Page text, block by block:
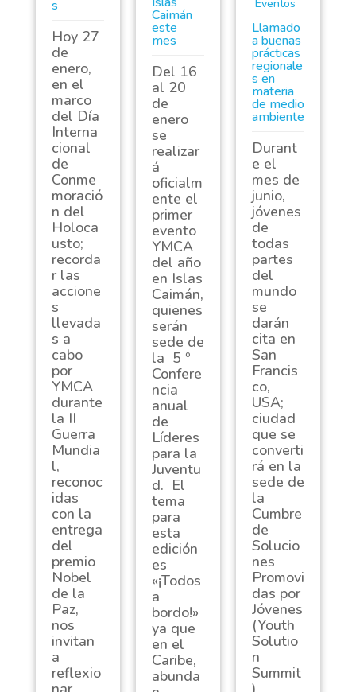
Caimán
este
mes
Del 16
al 20
de
enero
se
realizar
á
oficialm
ente el
primer
evento
YMCA
del año
en Islas
Caimán,
quienes
serán
sede de
la 5 º
Confere
ncia
anual
de
Líderes
para la
Juventu
d. El
tema
para
esta
edición
es
«¡Todos
a
bordo!»
ya que
en el
Caribe,
abunda
s
Hoy 27
de
enero,
en el
marco
del Día
Interna
cional
de
Conme
moració
n del
Holoca
usto;
recorda
r las
accione
s
llevada
s a
cabo
por
YMCA
durante
la II
Guerra
Mundia
l,
reconoc
idas
con la
entrega
del
premio
Nobel
de la
Paz,
nos
invitan
a
reflexio
Eventos
Llamado
a buenas
prácticas
regionale
s en
materia
de medio
ambiente
Durant
e el
mes de
junio,
jóvenes
de
todas
partes
del
mundo
se
darán
cita en
San
Francis
co,
USA;
ciudad
que se
converti
rá en la
sede de
la
Cumbre
de
Solucio
nes
Promovi
das por
Jóvenes
(Youth
Solutio
n
Summit